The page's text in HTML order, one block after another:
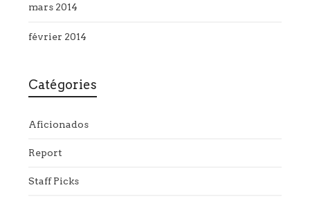
mars 2014
février 2014
Catégories
Aficionados
Report
Staff Picks